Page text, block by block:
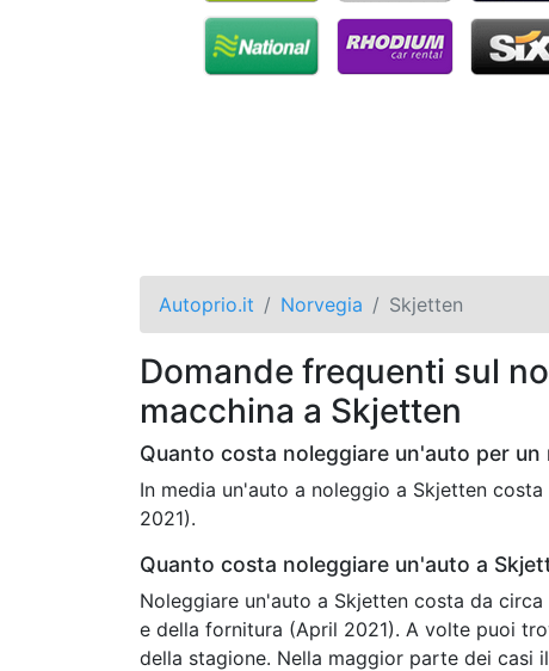
Autoprio.it Norvegia Skjetten
Domande frequenti sul
macchina a Skjetten
Quanto costa noleggiare un'auto per
In media un'auto a noleggio a Skjetten
2021).
Quanto costa noleggiare un'auto a
Noleggiare un'auto a Skjetten costa da
e della fornitura (April 2021). A volte puoi
della stagione. Nella maggior parte dei casi